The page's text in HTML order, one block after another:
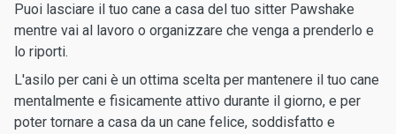
Puoi lasciare il tuo cane a casa del tuo sitter Pawshake
mentre vai al lavoro o organizzare che venga a prenderlo e
lo riporti.
L'asilo per cani è un ottima scelta per mantenere il tuo cane
mentalmente e fisicamente attivo durante il giorno, e per
poter tornare a casa da un cane felice, soddisfatto e